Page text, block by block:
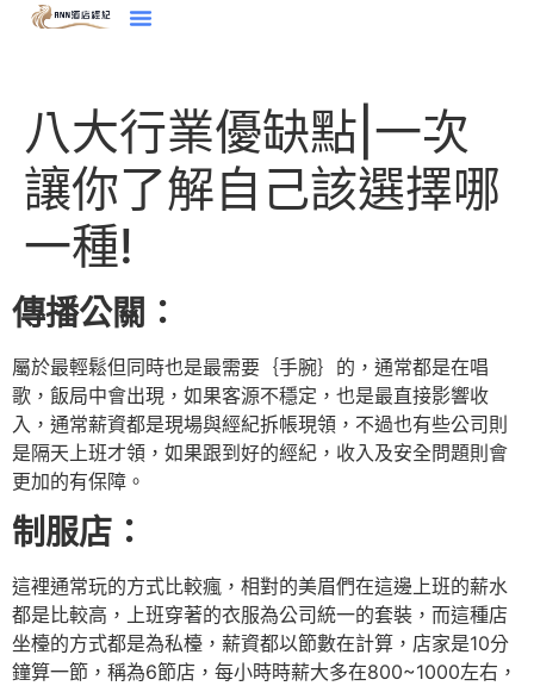
八大行業優缺點|一次
讓你了解自己該選擇哪
一種!
傳播公關：
屬於最輕鬆但同時也是最需要｛手腕｝的，通常都是在唱
歌，飯局中會出現，如果客源不穩定，也是最直接影響收
入，通常薪資都是現場與經紀拆帳現領，不過也有些公司則
是隔天上班才領，如果跟到好的經紀，收入及安全問題則會
更加的有保障。
制服店：
這裡通常玩的方式比較瘋，相對的美眉們在這邊上班的薪水
都是比較高，上班穿著的衣服為公司統一的套裝，而這種店
坐檯的方式都是為私檯，薪資都以節數在計算，店家是10分
鐘算一節，稱為6節店，每小時時薪大多在800~1000左右，